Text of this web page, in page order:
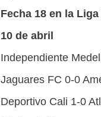
Fecha 18 en la
10 de abril
Independiente
Jaguares FC 0-0
Deportivo Cali 1-0